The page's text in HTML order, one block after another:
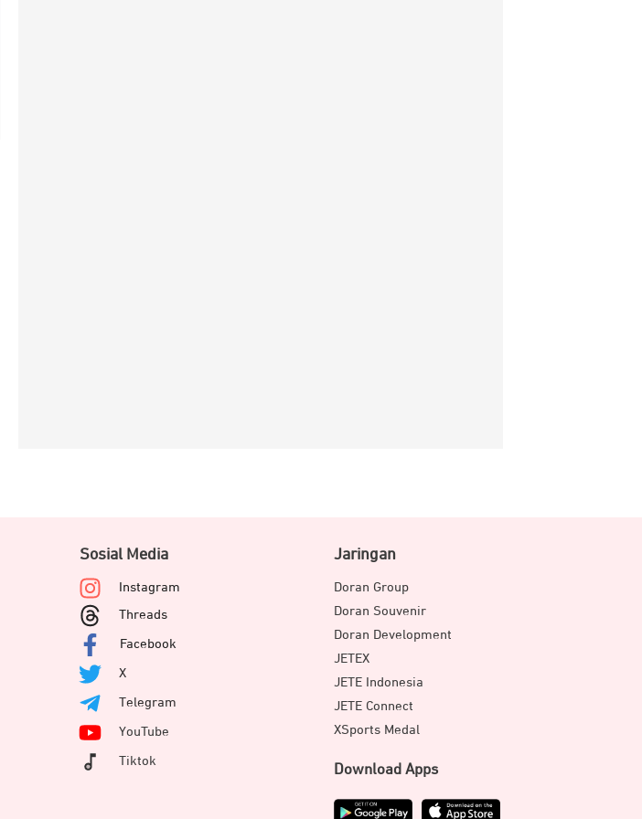
Sosial Media
Instagram
Threads
Facebook
X
Telegram
YouTube
Tiktok
Jaringan
Doran Group
Doran Souvenir
Doran Development
JETEX
JETE Indonesia
JETE Connect
XSports Medal
Download Apps